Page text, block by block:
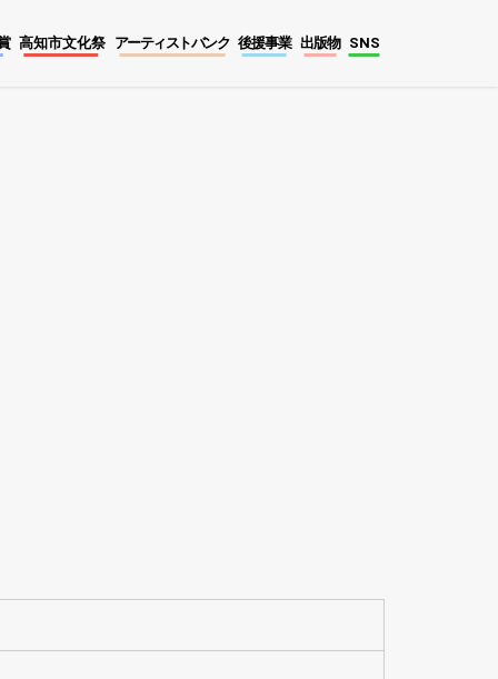
高知市文化祭 アーティストバンク 後援事業 出版物 SNS